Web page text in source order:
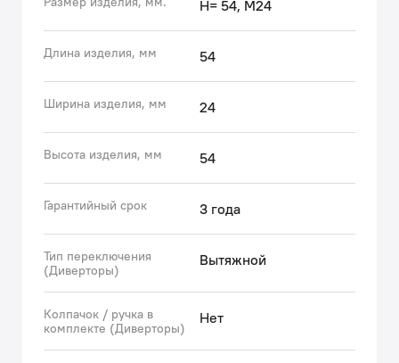
Накопленные экспертные знания помогают бренду
IDDIS® создавать комплектующие к смесителям,
подготовленные к российским условиям
превосходящий требования большинства
существующих стандартов.
• Гарантия на аксессуары к смесителям IDDIS® – 3
года.
(с) Авторский текст, апрель, 2022 г.
H= 54, М24
Длина изделия, мм 54
Ширина изделия, мм 24
Высота изделия, мм 54
Гарантийный срок 3 года
Тип переключения
(Диверторы)
Вытяжной
Колпачок / ручка в
комплекте (Диверторы)
Нет